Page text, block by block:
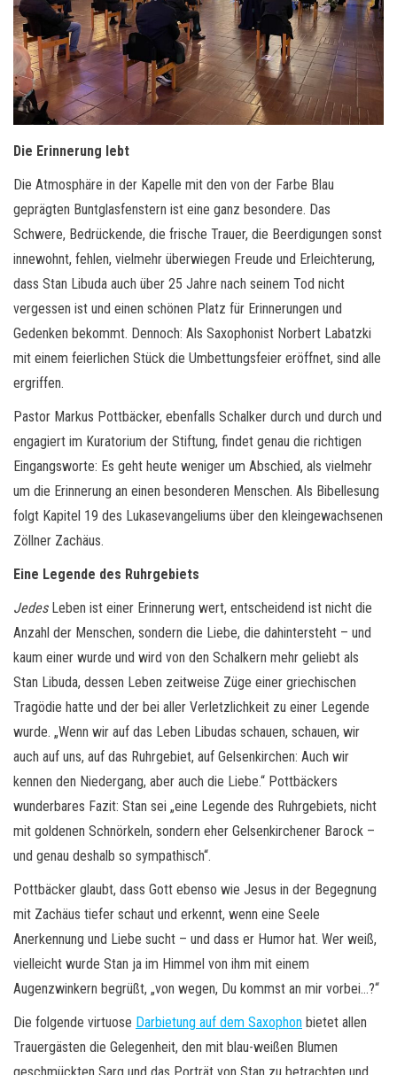
Die Erinnerung lebt
Die Atmosphäre in der Kapelle mit den von der Farbe Blau
geprägten Buntglasfenstern ist eine ganz besondere. Das
Schwere, Bedrückende, die frische Trauer, die Beerdigungen sonst
innewohnt, fehlen, vielmehr überwiegen Freude und Erleichterung,
dass Stan Libuda auch über 25 Jahre nach seinem Tod nicht
vergessen ist und einen schönen Platz für Erinnerungen und
Gedenken bekommt. Dennoch: Als Saxophonist Norbert Labatzki
mit einem feierlichen Stück die Umbettungsfeier eröffnet, sind alle
ergriffen.
Pastor Markus Pottbäcker, ebenfalls Schalker durch und durch und
engagiert im Kuratorium der Stiftung, findet genau die richtigen
Eingangsworte: Es geht heute weniger um Abschied, als vielmehr
um die Erinnerung an einen besonderen Menschen. Als Bibellesung
folgt Kapitel 19 des Lukasevangeliums über den kleingewachsenen
Zöllner Zachäus.
Eine Legende des Ruhrgebiets
JedesLeben ist einer Erinnerung wert, entscheidend ist nicht die
Anzahl der Menschen, sondern die Liebe, die dahintersteht – und
kaum einer wurde und wird von den Schalkern mehr geliebt als
Stan Libuda, dessen Leben zeitweise Züge einer griechischen
Tragödie hatte und der bei aller Verletzlichkeit zu einer Legende
wurde. „Wenn wir auf das Leben Libudas schauen, schauen, wir
auch auf uns, auf das Ruhrgebiet, auf Gelsenkirchen: Auch wir
kennen den Niedergang, aber auch die Liebe.“ Pottbäckers
wunderbares Fazit: Stan sei „eine Legende des Ruhrgebiets, nicht
mit goldenen Schnörkeln, sondern eher Gelsenkirchener Barock –
und genau deshalb so sympathisch“.
Pottbäcker glaubt, dass Gott ebenso wie Jesus in der Begegnung
mit Zachäus tiefer schaut und erkennt, wenn eine Seele
Anerkennung und Liebe sucht – und dass er Humor hat. Wer weiß,
vielleicht wurde Stan ja im Himmel von ihm mit einem
Augenzwinkern begrüßt, „von wegen, Du kommst an mir vorbei…?“
Die folgende virtuose Darbietung auf dem Saxophon bietet allen
Trauergästen die Gelegenheit, den mit blau-weißen Blumen